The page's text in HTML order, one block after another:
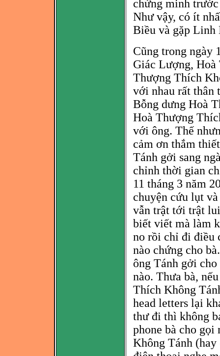
chứng minh
Như vậy, có ít
Biều và gặp Linh
Cũng trong ngày
Giác Lượng,
Thượng Thích
với nhau rất thân
Bỗng dưng Hoà
Hoà Thượng
với ông. Thế
cảm ơn thắm
Tánh gởi sang
chỉnh thời gian
11 tháng 3 năm
chuyện cứu lụt
vẫn trật tới trật
biết viết mà làm
no rồi chỉ đi điều
nào chứng cho
ông Tánh gởi
nào. Thưa bà,
Thích Không
head letters lại
thư đi thì không
phone bà cho
Không Tánh